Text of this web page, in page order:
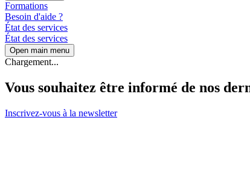
Formations
Besoin d'aide ?
État des services
État des services
Open main menu
Chargement...
Vous souhaitez être informé de nos
Inscrivez-vous à la newsletter